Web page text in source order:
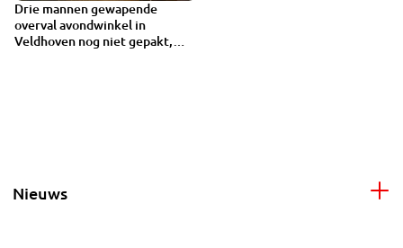
Drie mannen gewapende
overval avondwinkel in
Veldhoven nog niet gepakt,
Nieuws